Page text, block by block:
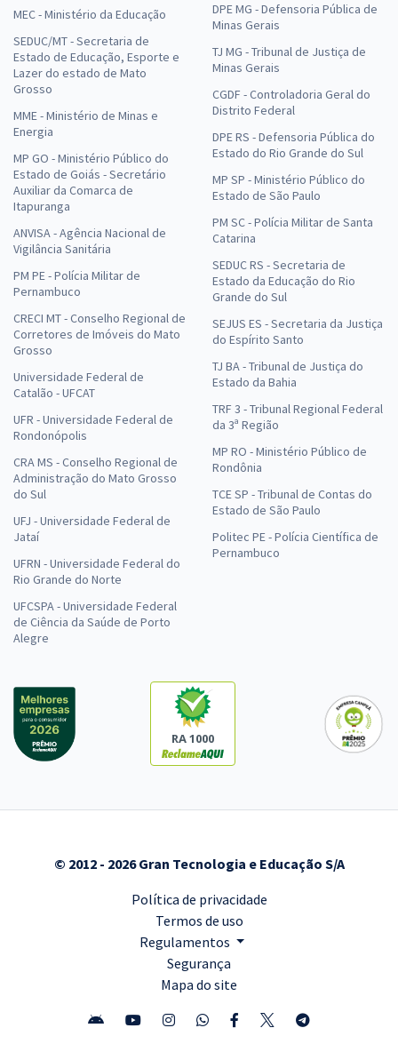
MEC - Ministério da Educação
SEDUC/MT - Secretaria de
Estado de Educação, Esporte e
Lazer do estado de Mato
Grosso
MME - Ministério de Minas e
Energia
MP GO - Ministério Público do
Estado de Goiás - Secretário
Auxiliar da Comarca de
Itapuranga
ANVISA - Agência Nacional de
Vigilância Sanitária
PM PE - Polícia Militar de
Pernambuco
CRECI MT - Conselho Regional de
Corretores de Imóveis do Mato
Grosso
Universidade Federal de
Catalão - UFCAT
UFR - Universidade Federal de
Rondonópolis
CRA MS - Conselho Regional de
Administração do Mato Grosso
do Sul
UFJ - Universidade Federal de
Jataí
UFRN - Universidade Federal do
Rio Grande do Norte
UFCSPA - Universidade Federal
de Ciência da Saúde de Porto
Alegre
DPE MG - Defensoria Pública de
Minas Gerais
TJ MG - Tribunal de Justiça de
Minas Gerais
CGDF - Controladoria Geral do
Distrito Federal
DPE RS - Defensoria Pública do
Estado do Rio Grande do Sul
MP SP - Ministério Público do
Estado de São Paulo
PM SC - Polícia Militar de Santa
Catarina
SEDUC RS - Secretaria de
Estado da Educação do Rio
Grande do Sul
SEJUS ES - Secretaria da Justiça
do Espírito Santo
TJ BA - Tribunal de Justiça do
Estado da Bahia
TRF 3 - Tribunal Regional Federal
da 3ª Região
MP RO - Ministério Público de
Rondônia
TCE SP - Tribunal de Contas do
Estado de São Paulo
Politec PE - Polícia Científica de
Pernambuco
RA 1000
© 2012 - 2026 Gran Tecnologia e Educação S/A
Política de privacidade
Termos de uso
Regulamentos
Segurança
Mapa do site